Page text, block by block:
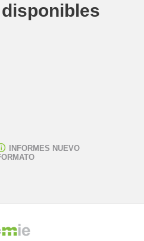
INFORMES NUEVO